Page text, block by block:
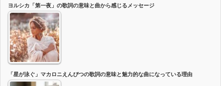
ヨルシカ「第一夜」の歌詞の意味と曲から感じるメッセージ
「星が泳ぐ」マカロニえんぴつの歌詞の意味と魅力的な曲になっている理由